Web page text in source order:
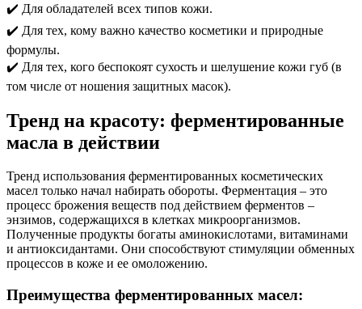
✔️ Для обладателей всех типов кожи.
✔️ Для тех, кому важно качество косметики и природные
формулы.
✔️ Для тех, кого беспокоят сухость и шелушение кожи губ (в
том числе от ношения защитных масок).
Тренд на красоту: ферментированные
масла в действии
Тренд использования ферментированных косметических
масел только начал набирать обороты. Ферментация – это
процесс брожения веществ под действием ферментов –
энзимов, содержащихся в клетках микроорганизмов.
Полученные продукты богаты аминокислотами, витаминами
и антиоксидантами. Они способствуют стимуляции обменных
процессов в коже и ее омоложению.
Преимущества ферментированных масел: